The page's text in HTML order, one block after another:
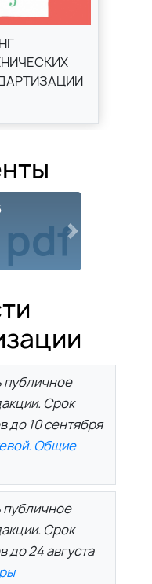
pdfNext
публичное
Срок
до 10 сентября
Общие
публичное
Срок
до 24 августа